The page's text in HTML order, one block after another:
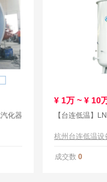
化器
¥ 1万 ~ ¥ 10
【台连低温】
杭州台连低温设
成交数 0